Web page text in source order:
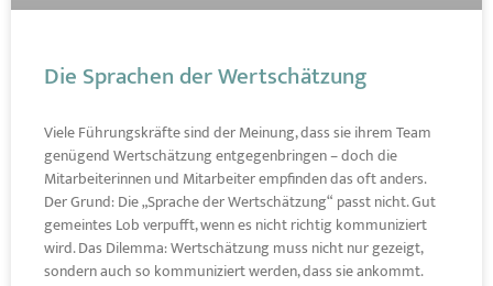
Die Sprachen der Wertschätzung
Viele Führungskräfte sind der Meinung, dass sie ihrem Team
genügend Wertschätzung entgegenbringen – doch die
Mitarbeiterinnen und Mitarbeiter empfinden das oft anders.
Der Grund: Die „Sprache der Wertschätzung“ passt nicht. Gut
gemeintes Lob verpufft, wenn es nicht richtig kommuniziert
wird. Das Dilemma: Wertschätzung muss nicht nur gezeigt,
sondern auch so kommuniziert werden, dass sie ankommt.